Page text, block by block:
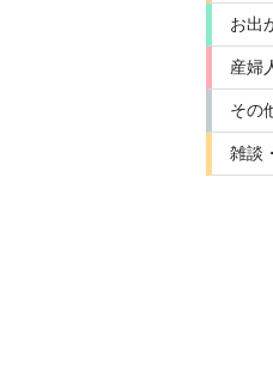
お出
産婦
その
雑談